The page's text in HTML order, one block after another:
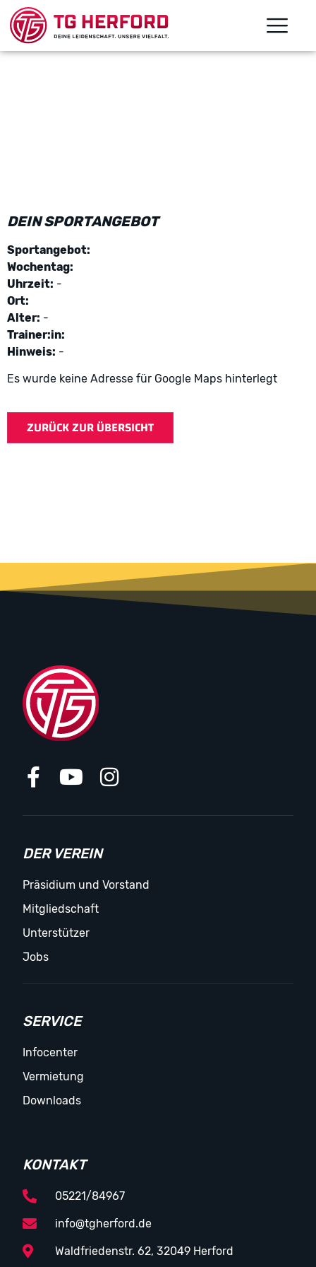
DEIN SPORTANGEBOT
Sportangebot:
Wochentag:
Uhrzeit: -
Ort:
Alter: -
Trainer:in:
Hinweis: -
Es wurde keine Adresse für Google Maps hinterlegt
DER VEREIN
Präsidium und Vorstand
Mitgliedschaft
Unterstützer
Jobs
SERVICE
Infocenter
Vermietung
Downloads
KONTAKT
05221/84967
info@tgherford.de
Waldfriedenstr. 62, 32049 Herford